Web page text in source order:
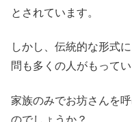
とされています。
しかし、伝統的な形式
問も多くの人がもってい
家族のみでお坊さんを
のでしょうか？